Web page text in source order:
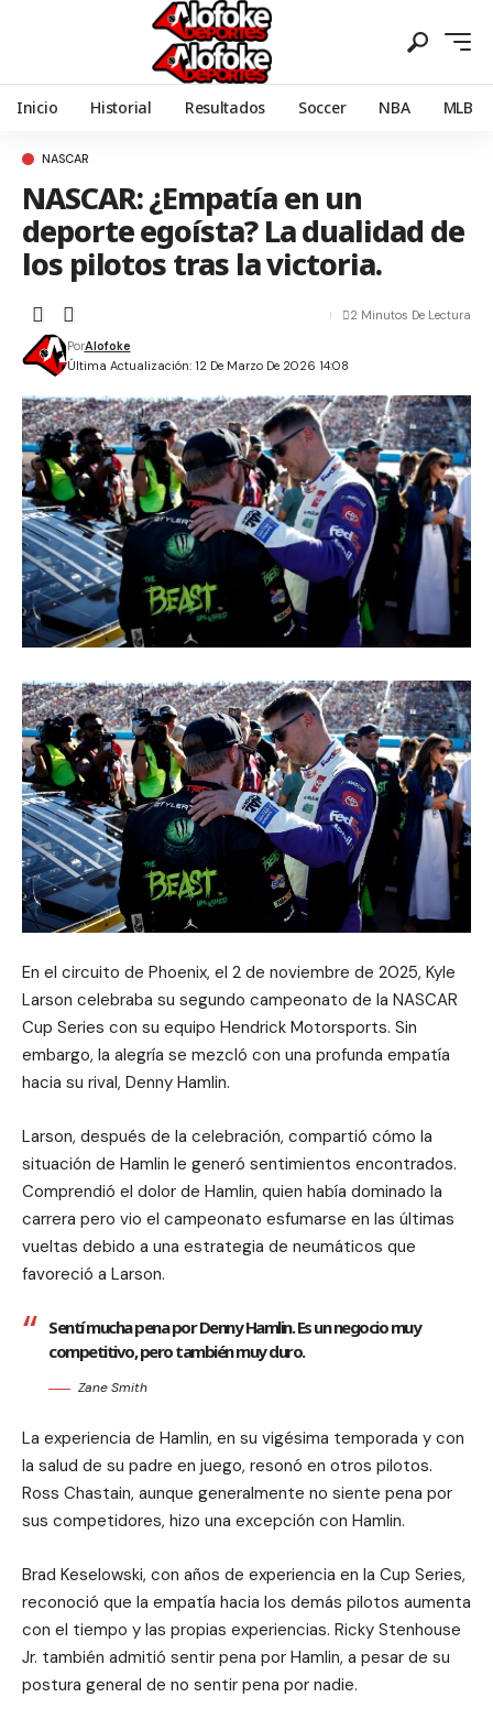
Inicio Historial Resultados Soccer NBA MLB
NASCAR
NASCAR: ¿Empatía en un
deporte egoísta? La dualidad de
los pilotos tras la victoria.
Última Actualización: 12 De Marzo De 2026 14:08
PorAlofoke
2 Minutos De Lectura
En el circuito de Phoenix, el 2 de noviembre de 2025, Kyle
Larson celebraba su segundo campeonato de la NASCAR
Cup Series con su equipo Hendrick Motorsports. Sin
embargo, la alegría se mezcló con una profunda empatía
hacia su rival, Denny Hamlin.
Larson, después de la celebración, compartió cómo la
situación de Hamlin le generó sentimientos encontrados.
Comprendió el dolor de Hamlin, quien había dominado la
carrera pero vio el campeonato esfumarse en las últimas
vueltas debido a una estrategia de neumáticos que
favoreció a Larson.
Sentí mucha pena por Denny Hamlin. Es un negocio muy
competitivo, pero también muy duro.
Zane Smith
La experiencia de Hamlin, en su vigésima temporada y con
la salud de su padre en juego, resonó en otros pilotos.
Ross Chastain, aunque generalmente no siente pena por
sus competidores, hizo una excepción con Hamlin.
Brad Keselowski, con años de experiencia en la Cup Series,
reconoció que la empatía hacia los demás pilotos aumenta
con el tiempo y las propias experiencias. Ricky Stenhouse
Jr. también admitió sentir pena por Hamlin, a pesar de su
postura general de no sentir pena por nadie.